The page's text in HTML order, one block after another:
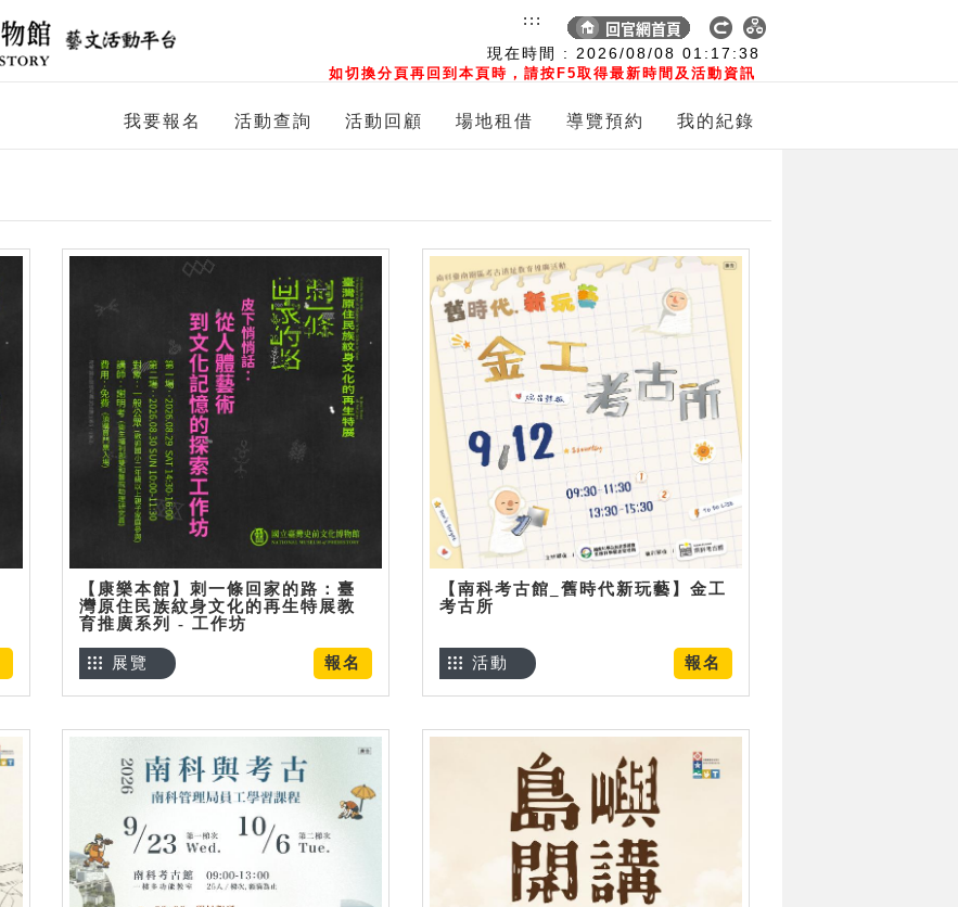
現在時間 : 2026/08/08 01:17:39
如切換分頁再回到本頁時，請按F5取得最新時間及活動資訊
:::
我要報名 活動查詢 活動回顧 場地租借 導覽預約 我的紀錄
【康樂本館】刺一條回家的路：臺
灣原住民族紋身文化的再生特展教
育推廣系列 - 工作坊
報名
展覽
【南科考古館_舊時代新玩藝】金工
考古所
報名
活動